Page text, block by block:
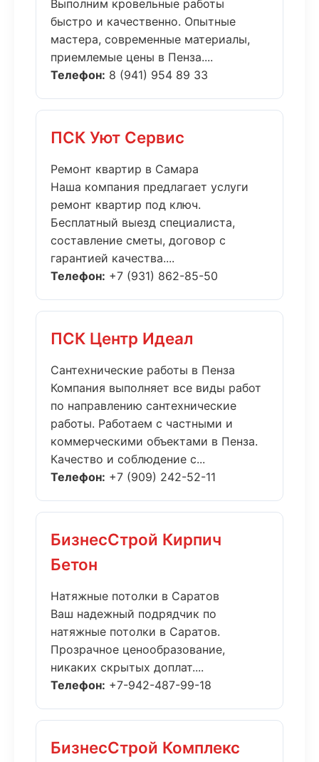
Выполним кровельные работы
быстро и качественно. Опытные
мастера, современные материалы,
приемлемые цены в Пенза....
Телефон: 8 (941) 954 89 33
ПСК Уют Сервис
Ремонт квартир в Самара
Наша компания предлагает услуги
ремонт квартир под ключ.
Бесплатный выезд специалиста,
составление сметы, договор с
гарантией качества....
Телефон: +7 (931) 862-85-50
ПСК Центр Идеал
Сантехнические работы в Пенза
Компания выполняет все виды работ
по направлению сантехнические
работы. Работаем с частными и
коммерческими объектами в Пенза.
Качество и соблюдение с...
Телефон: +7 (909) 242-52-11
БизнесСтрой Кирпич
Бетон
Натяжные потолки в Саратов
Ваш надежный подрядчик по
натяжные потолки в Саратов.
Прозрачное ценообразование,
никаких скрытых доплат....
Телефон: +7-942-487-99-18
БизнесСтрой Комплекс